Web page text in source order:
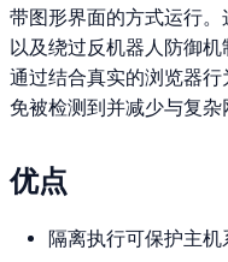
带图形界面的方式运行
以及绕过反机器人防御机
通过结合真实的浏览器
免被检测到并减少与复杂
优点
隔离执行可保护主机